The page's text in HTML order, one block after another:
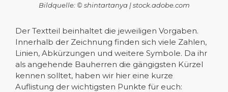
Bildquelle: © shintartanya | stock.adobe.com
Der Textteil beinhaltet die jeweiligen Vorgaben.
Innerhalb der Zeichnung finden sich viele Zahlen,
Linien, Abkürzungen und weitere Symbole. Da ihr
als angehende Bauherren die gängigsten Kürzel
kennen solltet, haben wir hier eine kurze
Auflistung der wichtigsten Punkte für euch: